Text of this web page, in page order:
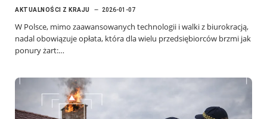
AKTUALNOŚCI Z KRAJU 2026-01-07
W Polsce, mimo zaawansowanych technologii i walki z biurokracją,
nadal obowiązuje opłata, która dla wielu przedsiębiorców brzmi jak
ponury żart:…